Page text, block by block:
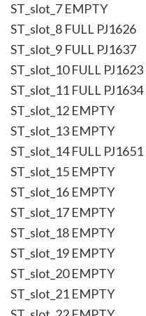
ST_slot_7 EMPTY
ST_slot_8 FULL PJ1626
ST_slot_9 FULL PJ1637
ST_slot_10 FULL PJ1623
ST_slot_11 FULL PJ1634
ST_slot_12 EMPTY
ST_slot_13 EMPTY
ST_slot_14 FULL PJ1651
ST_slot_15 EMPTY
ST_slot_16 EMPTY
ST_slot_17 EMPTY
ST_slot_18 EMPTY
ST_slot_19 EMPTY
ST_slot_20 EMPTY
ST_slot_21 EMPTY